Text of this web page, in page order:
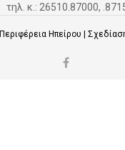
τηλ. κ.: 26510.87000,
Περιφέρεια Ηπείρου |